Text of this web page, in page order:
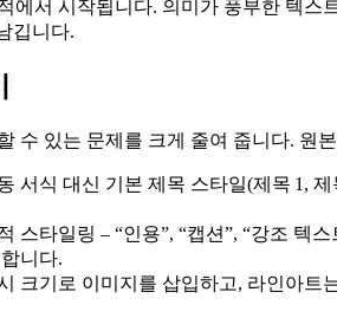
에서 시작됩니다. 의미가 풍부한 텍
깁니다.
수 있는 문제를 크게 줄여 줍니다. 원
서식 대신 기본 제목 스타일(제목 1,
스타일링 – “인용”, “캡션”, “강조 텍
니다.
크기로 이미지를 삽입하고, 라인아트